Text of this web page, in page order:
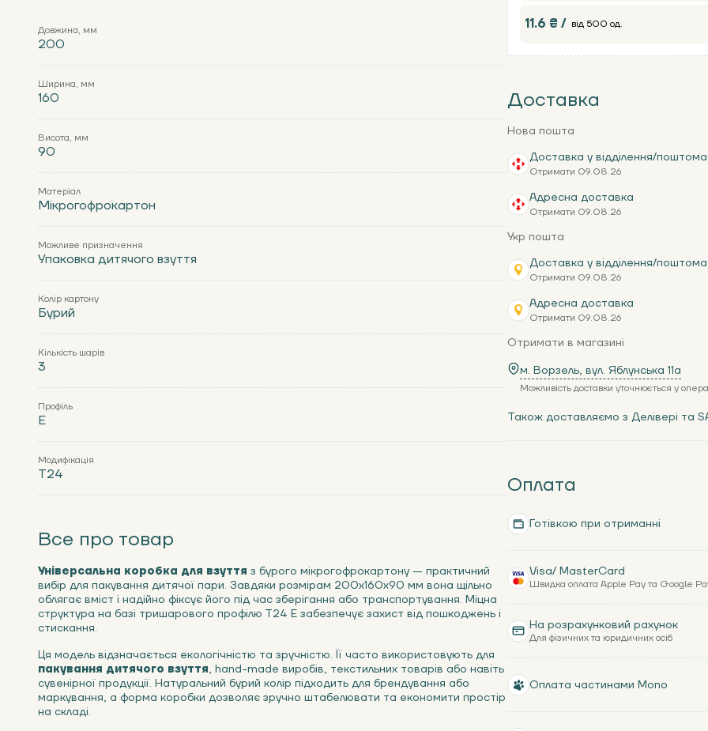
Довжина, мм
200
Ширина, мм
160
Висота, мм
90
Матеріал
Мікрогофрокартон
Можливе призначення
Упаковка дитячого взуття
Колір картону
Бурий
Кількість шарів
3
Профіль
Е
Модифікація
Т24
Все про товар
Універсальна коробка для взуття з бурого мікрогофрокартону — практичний
вибір для пакування дитячої пари. Завдяки розмірам 200х160х90 мм вона щільно
облягає вміст і надійно фіксує його під час зберігання або транспортування. Міцна
структура на базі тришарового профілю Т24 Е забезпечує захист від пошкоджень і
стискання.
Ця модель відзначається екологічністю та зручністю. Її часто використовують для
пакування дитячого взуття, hand-made виробів, текстильних товарів або навіть
сувенірної продукції. Натуральний бурий колір підходить для брендування або
маркування, а форма коробки дозволяє зручно штабелювати та економити простір
на складі.
11.6 ₴ / від 500 од.
Доставка
Нова пошта
Доставка у відділення/
Отримати 09.08.26
Адресна доставка
Отримати 09.08.26
Укр пошта
Доставка у відділення/
Отримати 09.08.26
Адресна доставка
Отримати 09.08.26
Отримати в магазині
м. Ворзель, вул. Яблунська 11a
Можливість доставки уточнюється у
Також доставляємо з Делівері та
Оплата
Готівкою при отриманні
Visa/ MasterCard
Швидка оплата Apple Pay та Google
На розрахунковий рахунок
Для фізичних та юридичних осіб
Оплата частинами Mono